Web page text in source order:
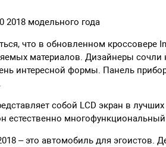
2018 модельного года
что в обновленном кроссовере
материалов. Дизайнеры
интересной формы. Панель
собой LCD экран в
естественно
– это автомобиль для эгоистов.